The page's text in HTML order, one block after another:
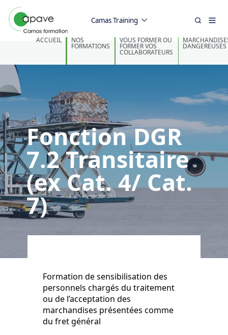
Camas Training
ACCUEIL NOS
FORMATIONS
VOUS FORMER OU
FORMER VOS
COLLABORATEURS
DANGEREUSES
Fonction DGR
7.2 Transitaire
(ex Cat. 4/ Cat.
7)
Formation de sensibilisation des
personnels chargés du traitement
ou de l’acceptation des
marchandises présentées comme
du fret général